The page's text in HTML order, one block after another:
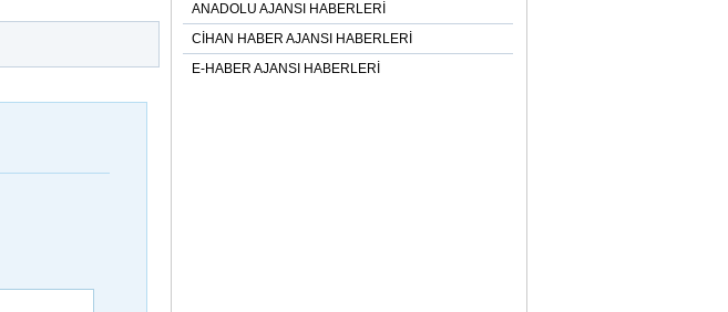
ANADOLU AJANSI HABERLERİ
CİHAN HABER AJANSI HABERLERİ
E-HABER AJANSI HABERLERİ